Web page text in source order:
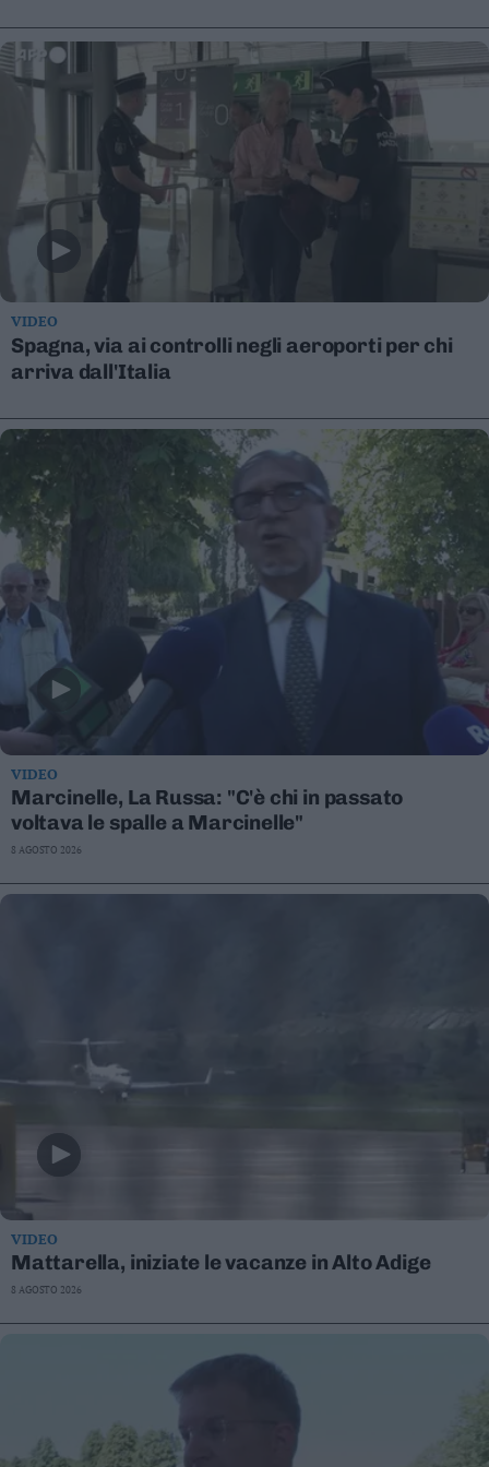
Newsletter
Casa
Radio
Dolomiti
Social media
VIDEO
Spagna, via ai controlli negli aeroporti per chi
arriva dall'Italia
VIDEO
Marcinelle, La Russa: "C'è chi in passato
voltava le spalle a Marcinelle"
8 AGOSTO 2026
VIDEO
Mattarella, iniziate le vacanze in Alto Adige
8 AGOSTO 2026